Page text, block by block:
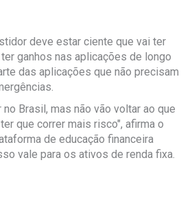
deve estar ciente que vai ter
ganhos nas aplicações de longo
das aplicações que não precisam
Brasil, mas não vão voltar ao que
que correr mais risco", afirma o
de educação financeira
vale para os ativos de renda fixa.